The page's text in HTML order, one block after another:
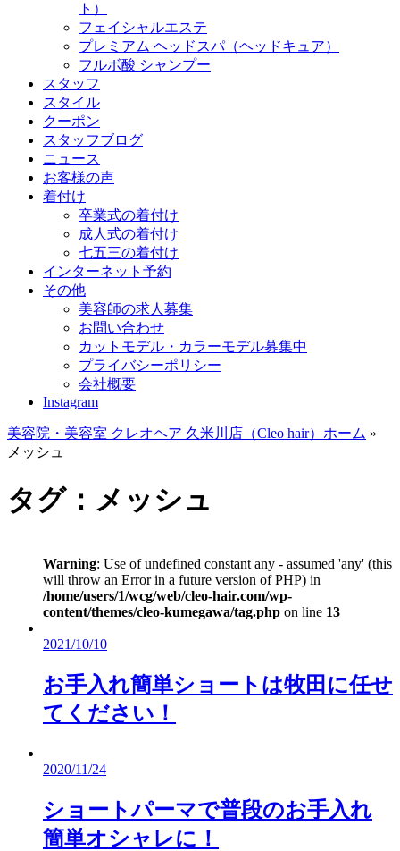
ト）
フェイシャルエステ
プレミアム ヘッドスパ（ヘッドキュア）
フルボ酸 シャンプー
スタッフ
スタイル
クーポン
スタッフブログ
ニュース
お客様の声
着付け
卒業式の着付け
成人式の着付け
七五三の着付け
インターネット予約
その他
美容師の求人募集
お問い合わせ
カットモデル・カラーモデル募集中
プライバシーポリシー
会社概要
Instagram
美容院・美容室 クレオヘア 久米川店（Cleo hair）ホーム »
メッシュ
タグ：メッシュ
Warning: Use of undefined constant any - assumed 'any' (this
will throw an Error in a future version of PHP) in
/home/users/1/wcg/web/cleo-hair.com/wp-
content/themes/cleo-kumegawa/tag.php on line 13
2021/10/10
お手入れ簡単ショートは牧田に任せ
てください！
2020/11/24
ショートパーマで普段のお手入れ
簡単オシャレに！